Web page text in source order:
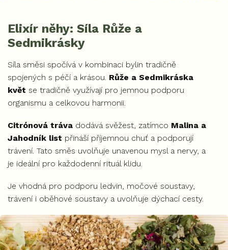
Elixír něhy: Síla Růže a
Sedmikrásky
Síla směsi spočívá v kombinaci bylin tradičně
spojených s péčí a krásou. Růže a Sedmikráska
květ se tradičně využívají pro jemnou podporu
organismu a celkovou harmonii.
Citrónová tráva dodává svěžest, zatímco Malina a
Jahodník list přináší příjemnou chuť a podporují
trávení. Tato směs uvolňuje unavenou mysl a nervy, a
je ideální pro každodenní rituál klidu.
Je vhodná pro podporu ledvin, močové soustavy,
trávení i oběhové soustavy a uvolňuje dýchací cesty.